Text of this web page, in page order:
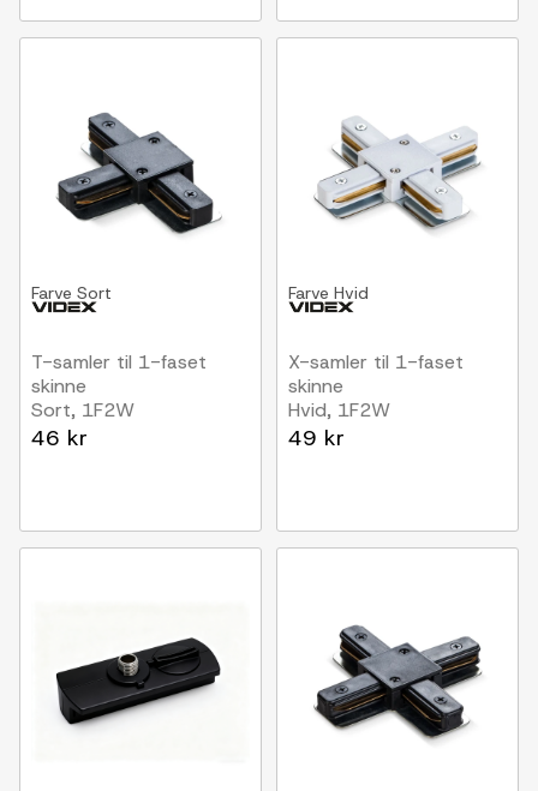
Farve Sort
T-samler til 1-faset
skinne
Sort, 1F2W
46 kr
Farve Hvid
X-samler til 1-faset
skinne
Hvid, 1F2W
49 kr